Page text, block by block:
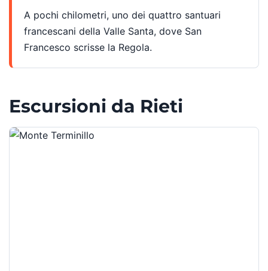
A pochi chilometri, uno dei quattro santuari
francescani della Valle Santa, dove San
Francesco scrisse la Regola.
Escursioni da Rieti